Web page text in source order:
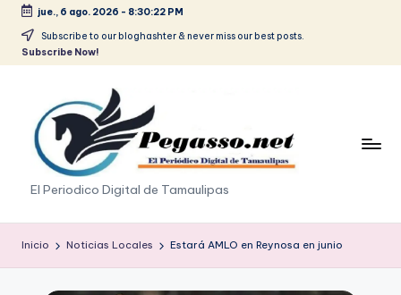
Saltar
jue., 6 ago. 2026 - 8:30:23 PM
Subscribe to our bloghashter & never miss our best posts.
Subscribe Now!
p
e
g
El Periodico Digital de Tamaulipas
Inicio Noticias Locales Estará AMLO en Reynosa en junio